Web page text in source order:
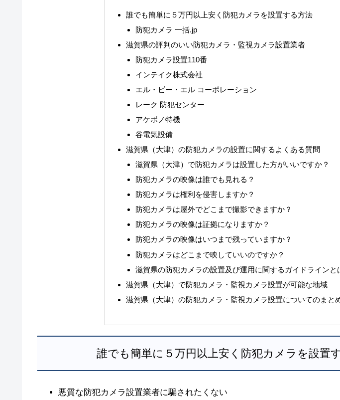
誰でも簡単に５万円以上安く防犯カメラを設置する方法
防犯カメラ 一括.jp
滋賀県の評判のいい防犯カメラ・監視カメラ設置業者
防犯カメラ設置110番
インテイク株式会社
エル・ビー・エル コーポレーション
レーク 防犯センター
アケボノ特機
谷電気設備
滋賀県（大津）の防犯カメラの設置に関するよくある質問
滋賀県（大津）で防犯カメラは設置した方がいいですか？
防犯カメラの映像は誰でも見れる？
防犯カメラは権利を侵害しますか？
防犯カメラは屋外でどこまで撮影できますか？
防犯カメラの映像は証拠になりますか？
防犯カメラの映像はいつまで残っていますか？
防犯カメラはどこまで映していいのですか？
滋賀県の防犯カメラの設置及び運用に関するガイドラインと
滋賀県（大津）で防犯カメラ・監視カメラ設置が可能な地域
滋賀県（大津）の防犯カメラ・監視カメラ設置についてのまと
誰でも簡単に５万円以上安く防犯カメラを設置
悪質な防犯カメラ設置業者に騙されたくない